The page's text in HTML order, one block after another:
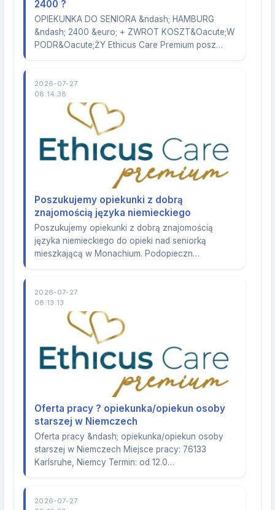
2400 ?
OPIEKUNKA DO SENIORA &ndash; HAMBURG
&ndash; 2400 &euro; + ZWROT KOSZT&Oacute;W
PODR&Oacute;ŻY Ethicus Care Premium posz…
2026-07-27
08:14:38
Poszukujemy opiekunki z dobrą
znajomością języka niemieckiego
Poszukujemy opiekunki z dobrą znajomością
języka niemieckiego do opieki nad seniorką
mieszkającą w Monachium. Podopieczn…
2026-07-27
08:13:13
Oferta pracy ? opiekunka/opiekun osoby
starszej w Niemczech
Oferta pracy &ndash; opiekunka/opiekun osoby
starszej w Niemczech Miejsce pracy: 76133
Karlsruhe, Niemcy Termin: od 12.0…
2026-07-27